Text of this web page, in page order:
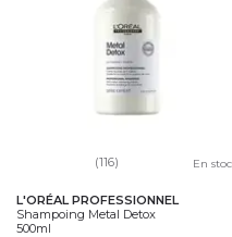
(116) En
L'ORÉAL PROFESSIONNEL
Shampoing Metal Detox
500ml